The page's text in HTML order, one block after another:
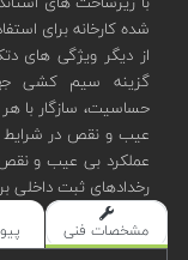
شده کارخانه برای
گزینه سیم کشی
عیب و نقص در شرایط
عملکرد بی عیب و
رخدادهای ثبت داخلی
مشخصات فنی